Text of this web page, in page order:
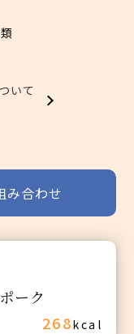
いて
み合わせ
ーク
268kcal